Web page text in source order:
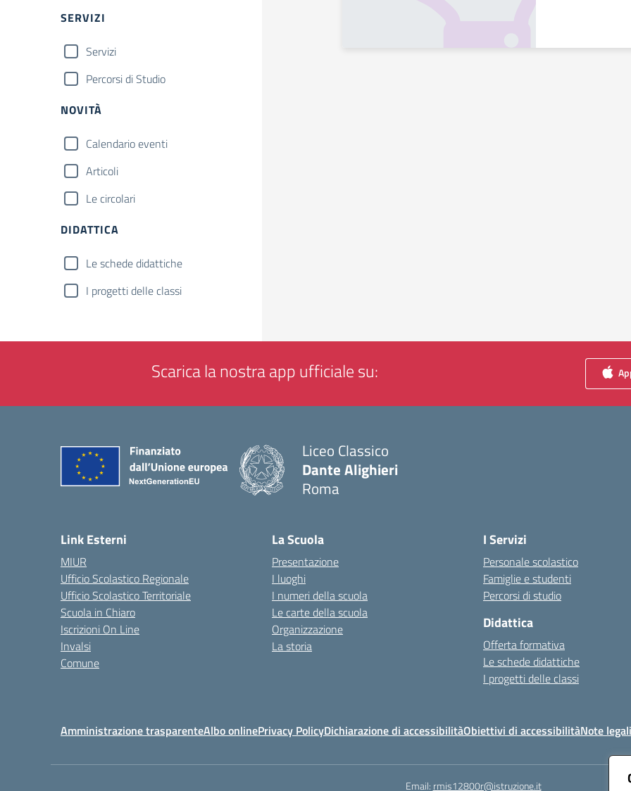
SERVIZI
Servizi
Percorsi di Studio
NOVITÀ
Calendario eventi
Articoli
Le circolari
DIDATTICA
Le schede didattiche
I progetti delle classi
Scarica la nostra app ufficiale su:
Liceo Classico
Dante Alighieri
Roma
Link Esterni
MIUR
Ufficio Scolastico Regionale
Ufficio Scolastico Territoriale
Scuola in Chiaro
Iscrizioni On Line
Invalsi
Comune
La Scuola
Presentazione
I luoghi
I numeri della scuola
Le carte della scuola
Organizzazione
La storia
I Servizi
Personale scolastico
Famiglie e studenti
Percorsi di studio
Didattica
Offerta formativa
Le schede didattiche
I progetti delle classi
Amministrazione trasparenteAlbo onlinePrivacy PolicyDichiarazione di accessibilitàObiettivi di accessibilitàNote legali
Email: rmis12800r@istruzione.it